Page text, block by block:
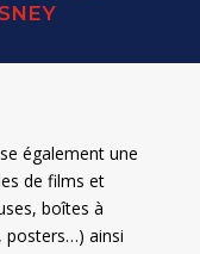
également une
de films et
boîtes à
posters…) ainsi